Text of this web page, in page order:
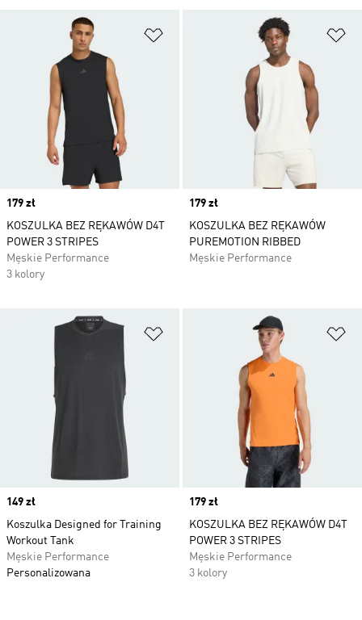
Dodaj do listy życzeń
Price
179 zł
KOSZULKA BEZ RĘKAWÓW D4T
POWER 3 STRIPES
Męskie Performance
3 kolory
Price
179 zł
KOSZULKA BEZ RĘKAWÓW
PUREMOTION RIBBED
Męskie Performance
Dodaj do listy życzeń
Price
149 zł
Koszulka Designed for Training
Workout Tank
Męskie Performance
Personalizowana
Price
179 zł
KOSZULKA BEZ RĘKAWÓW D4T
POWER 3 STRIPES
Męskie Performance
3 kolory